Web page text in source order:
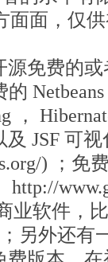
面面，仅
免费的或
，
JSF 可
) ；免
软件，
；另外还